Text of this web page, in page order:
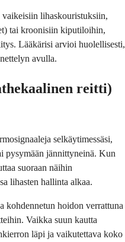
vaikeisiin lihaskouristuksiin,
tai kroonisiin kiputiloihin,
Lääkärisi arvioi huolellisesti,
avulla.
reitti)
selkäytimessäsi,
pysymään jännittyneinä. Kun
suoraan näihin
lihasten hallinta alkaa.
kohdennetun hoidon verrattuna
Vaikka suun kautta
läpi ja vaikutettava koko